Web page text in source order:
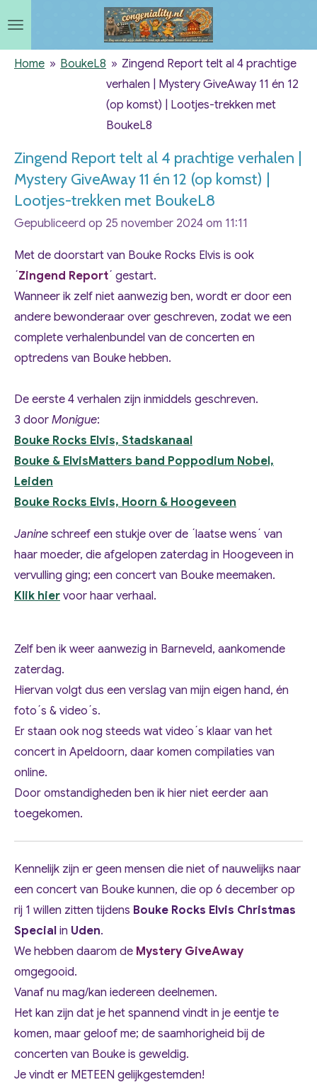
naar
Home » BoukeL8 » Zingend Report telt al 4 prachtige
verhalen | Mystery GiveAway 11 én 12
(op komst) | Lootjes-trekken met
BoukeL8
Zingend Report telt al 4 prachtige verhalen |
Mystery GiveAway 11 én 12 (op komst) |
Lootjes-trekken met BoukeL8
Gepubliceerd op 25 november 2024 om 11:11
Met de doorstart van Bouke Rocks Elvis is ook
´Zingend Report´ gestart.
Wanneer ik zelf niet aanwezig ben, wordt er door een
andere bewonderaar over geschreven, zodat we een
complete verhalenbundel van de concerten en
optredens van Bouke hebben.
De eerste 4 verhalen zijn inmiddels geschreven.
3 doorMonigue:
Bouke Rocks Elvis, Stadskanaal
Bouke & ElvisMatters band Poppodium Nobel,
Leiden
Bouke Rocks Elvis, Hoorn & Hoogeveen
Janineschreef een stukje over de ´laatse wens´ van
haar moeder, die afgelopen zaterdag in Hoogeveen in
vervulling ging; een concert van Bouke meemaken.
Klik hiervoor haar verhaal.
Zelf ben ik weer aanwezig in Barneveld, aankomende
zaterdag.
Hiervan volgt dus een verslag van mijn eigen hand, én
foto´s & video´s.
Er staan ook nog steeds wat video´s klaar van het
concert in Apeldoorn, daar komen compilaties van
online.
Door omstandigheden ben ik hier niet eerder aan
toegekomen.
Kennelijk zijn er geen mensen die niet of nauwelijks naar
een concert van Bouke kunnen, die op 6 december op
rij 1 willen zitten tijdens Bouke Rocks Elvis Christmas
Specialin Uden.
We hebben daarom de Mystery GiveAway
omgegooid.
Vanaf nu mag/kan iedereen deelnemen.
Het kan zijn dat je het spannend vindt in je eentje te
komen, maar geloof me; de saamhorigheid bij de
concerten van Bouke is geweldig.
Je vindt er METEEN gelijkgestemden!